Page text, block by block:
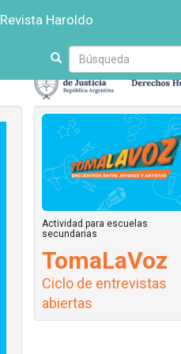
Revista Haroldo
Escriba
su
búsqueda
Actividad para escuelas
secundarias
TomaLaVoz
Ciclo de entrevistas
abiertas